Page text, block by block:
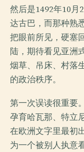
然后是1492年10
达古巴，而那种熟
把眼前所见，硬塞
陆，期待看见亚洲
烟草、吊床、村落
的政治秩序。
第一次误读很重要
孕育哈瓦那、特立
在欧洲文字里最初
为一个被别人执意